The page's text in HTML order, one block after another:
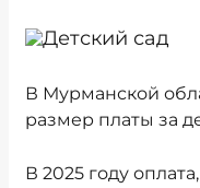
В Мурманской
размер платы за
В 2025 году